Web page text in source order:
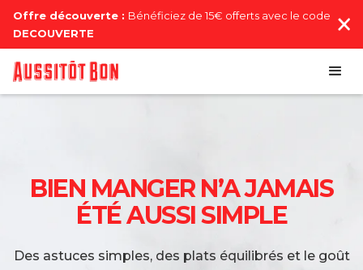
Offre découverte : Bénéficiez de 15€ offerts avec le code
DECOUVERTE
BIEN MANGER N’A JAMAIS
ÉTÉ AUSSI SIMPLE
Des astuces simples, des plats équilibrés et le goût